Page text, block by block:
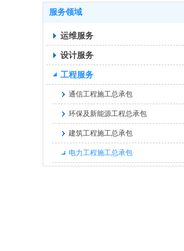
服务领域
运维服务
设计服务
工程服务
通信工程施工总承包
环保及新能源工程总承包
建筑工程施工总承包
电力工程施工总承包